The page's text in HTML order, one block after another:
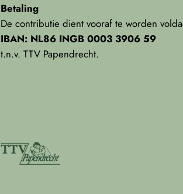
Betaling
De contributie dient vooraf te worden
IBAN: NL86 INGB 0003 3906 59
t.n.v. TTV Papendrecht.